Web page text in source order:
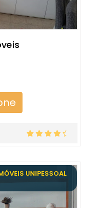
UNIPESSOAL